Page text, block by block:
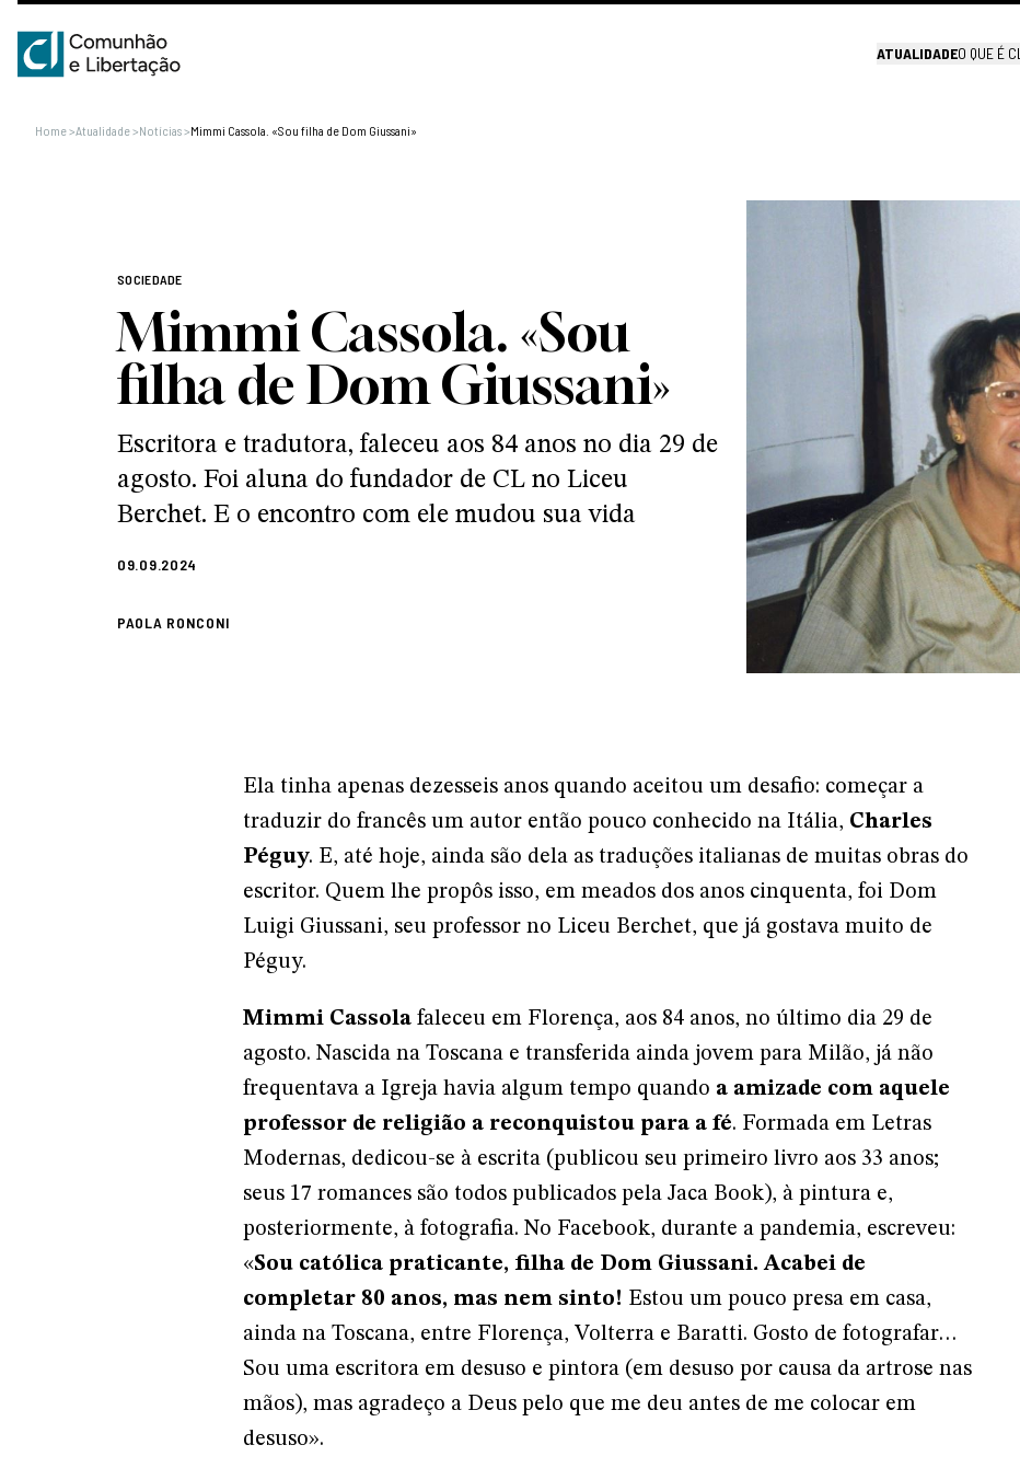
ATUALIDADEO QUE É CL
Home>Atualidade>Notícias>Mimmi Cassola. «Sou filha de Dom Giussani»
SOCIEDADE
Mimmi Cassola. «Sou
filha de Dom Giussani»
Escritora e tradutora, faleceu aos 84 anos no dia 29 de
agosto. Foi aluna do fundador de CL no Liceu
Berchet. E o encontro com ele mudou sua vida
09.09.2024
PAOLA RONCONI
Ela tinha apenas dezesseis anos quando aceitou um desafio: começar a
traduzir do francês um autor então pouco conhecido na Itália, Charles
Péguy. E, até hoje, ainda são dela as traduções italianas de muitas obras do
escritor. Quem lhe propôs isso, em meados dos anos cinquenta, foi Dom
Luigi Giussani, seu professor no Liceu Berchet, que já gostava muito de
Péguy.
Mimmi Cassola faleceu em Florença, aos 84 anos, no último dia 29 de
agosto. Nascida na Toscana e transferida ainda jovem para Milão, já não
frequentava a Igreja havia algum tempo quando a amizade com aquele
professor de religião a reconquistou para a fé. Formada em Letras
Modernas, dedicou-se à escrita (publicou seu primeiro livro aos 33 anos;
seus 17 romances são todos publicados pela Jaca Book), à pintura e,
posteriormente, à fotografia. No Facebook, durante a pandemia, escreveu:
«Sou católica praticante, filha de Dom Giussani. Acabei de
completar 80 anos, mas nem sinto! Estou um pouco presa em casa,
ainda na Toscana, entre Florença, Volterra e Baratti. Gosto de fotografar…
Sou uma escritora em desuso e pintora (em desuso por causa da artrose nas
mãos), mas agradeço a Deus pelo que me deu antes de me colocar em
desuso».